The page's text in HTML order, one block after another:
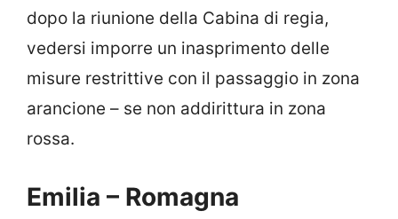
dopo la riunione della Cabina di regia,
vedersi imporre un inasprimento delle
misure restrittive con il passaggio in zona
arancione – se non addirittura in zona
rossa.
Emilia – Romagna